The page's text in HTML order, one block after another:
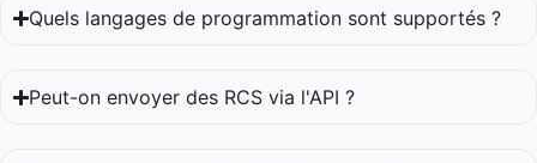
Quels langages de programmation sont supportés ?
Peut-on envoyer des RCS via l'API ?